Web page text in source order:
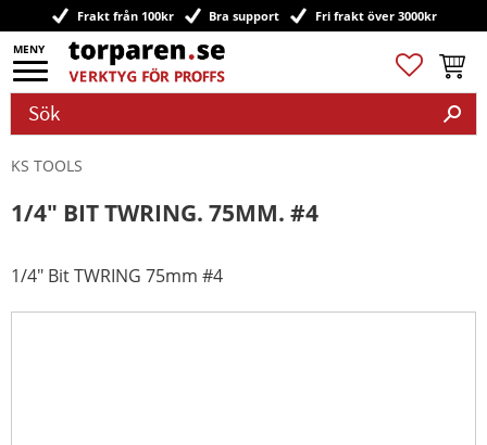
Meny
Frakt från 100kr Bra support Fri frakt över 3000kr
Favoriter
KS TOOLS
1/4" BIT TWRING. 75MM. #4
1/4" Bit TWRING 75mm #4